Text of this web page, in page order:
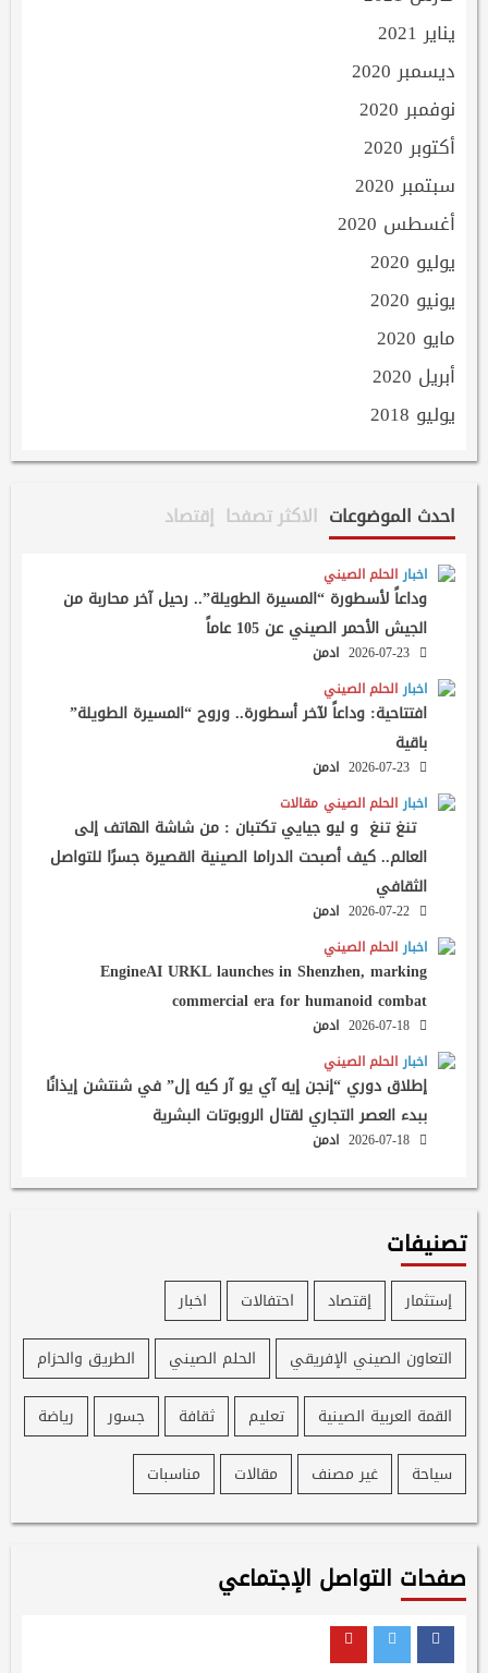
يناير 2021
ديسمبر 2020
نوفمبر 2020
أكتوبر 2020
سبتمبر 2020
أغسطس 2020
يوليو 2020
يونيو 2020
مايو 2020
أبريل 2020
يوليو 2018
احدث الموضوعات الاكثر تصفحا إقتصاد
اخبار الحلم الصيني
وداعاً لأسطورة “المسيرة الطويلة”.. رحيل آخر محاربة من
الجيش الأحمر الصيني عن 105 عاماً
ادمن
اخبار الحلم الصيني
افتتاحية: وداعاً لآخر أسطورة.. وروح “المسيرة الطويلة”
باقية
ادمن
اخبار الحلم الصيني مقالات
تنغ تنغ و ليو جيايي تكتبان : من شاشة الهاتف إلى
العالم.. كيف أصبحت الدراما الصينية القصيرة جسرًا للتواصل
الثقافي
ادمن
اخبار الحلم الصيني
EngineAI URKL launches in Shenzhen, marking
commercial era for humanoid combat
ادمن
اخبار الحلم الصيني
إطلاق دوري “إنجن إيه آي يو آر كيه إل” في شنتشن إيذانًا
ببدء العصر التجاري لقتال الروبوتات البشرية
ادمن
تصنيفات
إستثمار إقتصاد احتفالات
اخبار
التعاون الصيني الإفريقي
الحلم الصيني
الطريق والحزام
القمة العربية الصينية
تعليم ثقافة جسور
رياضة
سياحة
غير مصنف مقالات مناسبات
صفحات التواصل الإجتماعي
Facebook
Twitter